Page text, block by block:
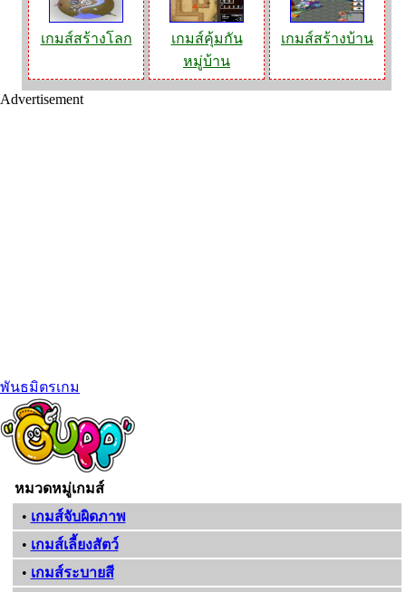
เกมส์สร้างโลก
เกมส์คุ้มกัน
หมู่บ้าน
เกมส์สร้างบ้าน
Advertisement
พันธมิตรเกม
หมวดหมู่เกมส์
• เกมส์จับผิดภาพ
• เกมส์เลี้ยงสัตว์
• เกมส์ระบายสี